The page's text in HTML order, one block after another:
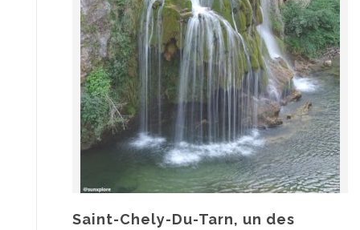
Saint-Chely-Du-Tarn, un des